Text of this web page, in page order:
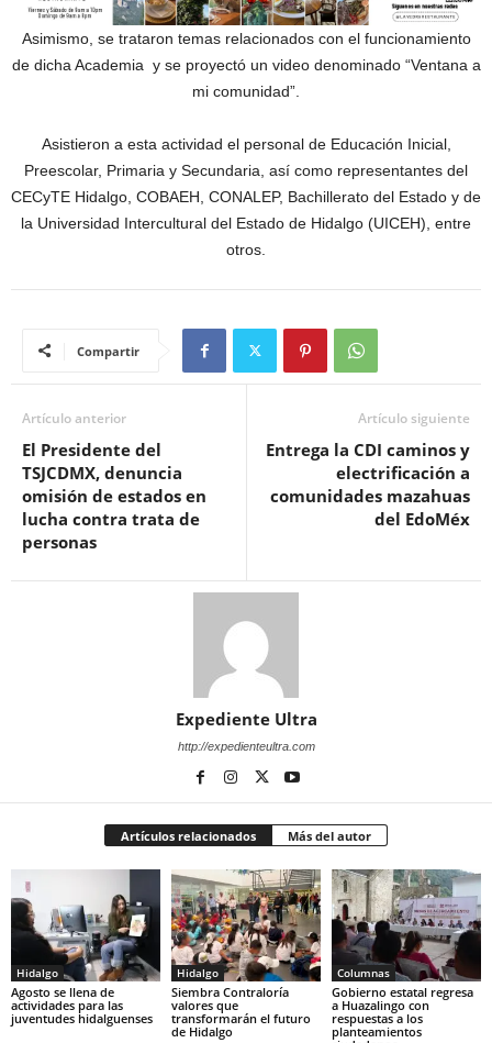
Asimismo, se trataron temas relacionados con el funcionamiento
de dicha Academia y se proyectó un video denominado “Ventana a
mi comunidad”.
Asistieron a esta actividad el personal de Educación Inicial,
Preescolar, Primaria y Secundaria, así como representantes del
CECyTE Hidalgo, COBAEH, CONALEP, Bachillerato del Estado y de
la Universidad Intercultural del Estado de Hidalgo (UICEH), entre
otros.
Compartir
Artículo anterior
El Presidente del
TSJCDMX, denuncia
omisión de estados en
lucha contra trata de
personas
Artículo siguiente
Entrega la CDI caminos y
electrificación a
comunidades mazahuas
del EdoMéx
Expediente Ultra
http://expedienteultra.com
Artículos relacionados Más del autor
Hidalgo
Agosto se llena de
actividades para las
juventudes hidalguenses
Hidalgo
Siembra Contraloría
valores que
transformarán el futuro
de Hidalgo
Columnas
Gobierno estatal regresa
a Huazalingo con
respuestas a los
planteamientos